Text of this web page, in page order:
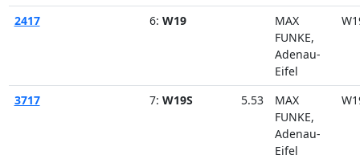
2417
6: W19
MAX
FUNKE,
Adenau-
Eifel
3717 7: W19S 5.53
MAX
FUNKE,
Adenau-
Eifel